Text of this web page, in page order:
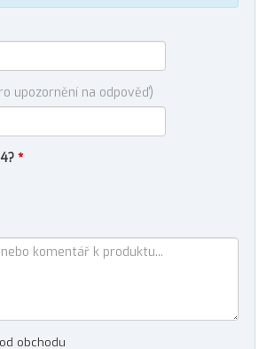
upozornění na odpověď)
*
obchodu